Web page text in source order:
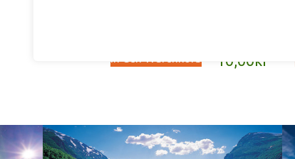
10,00kr